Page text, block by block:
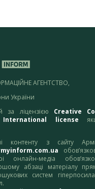
АГЕНТСТВО,
України
за ліцензією Creative
license
контенту з сайту
онлайн-медіа
абзаці матеріалу
систем